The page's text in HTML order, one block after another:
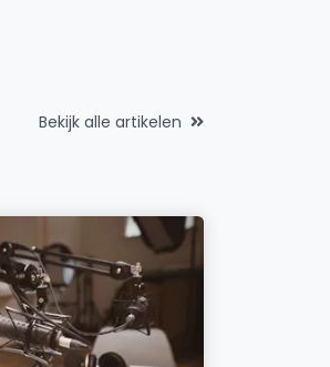
Bekijk alle artikelen